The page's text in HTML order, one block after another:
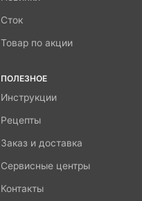
Сток
Товар по акции
ПОЛЕЗНОЕ
Инструкции
Рецепты
Заказ и доставка
Сервисные центры
Контакты